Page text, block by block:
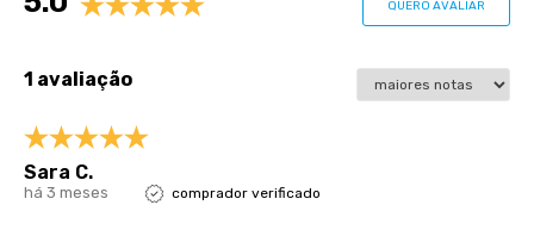
QUERO AVALIAR
1 avaliação
Sara C.
há 3 meses comprador verificado